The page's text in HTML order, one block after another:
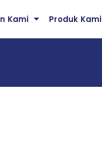
Kami Produk Kami